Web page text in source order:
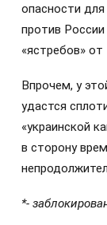
опасности
против
«ястребов» от
Впрочем, у
удастся
«украинской
в сторону
*-